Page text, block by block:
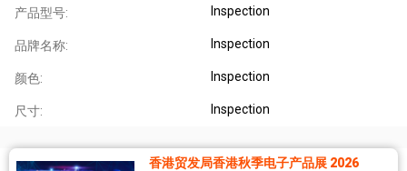
产品型号: Inspection
品牌名称: Inspection
颜色: Inspection
尺寸: Inspection
香港贸发局香港秋季电子产品展 2026